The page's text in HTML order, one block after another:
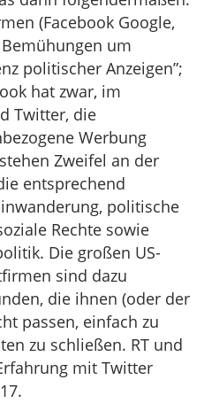
(Facebook Google,
um
politischer Anzeigen”;
hat zwar, im
Twitter, die
Werbung
Zweifel an der
entsprechend
politische
Rechte sowie
Die großen US-
sind dazu
die ihnen (oder der
passen, einfach zu
zu schließen. RT und
mit Twitter